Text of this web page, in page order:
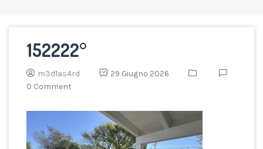
152222°
m3d1as4rd
29 Giugno 2026
0 Comment